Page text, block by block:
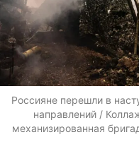
Россияне перешли в
направлений /
механизированная